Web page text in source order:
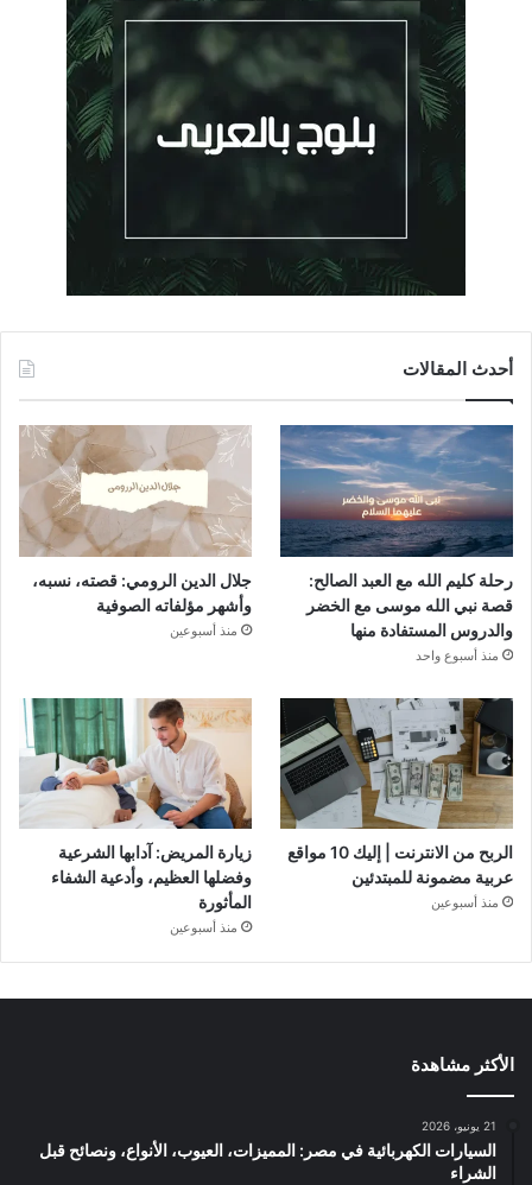
أحدث المقالات
رحلة كليم الله مع العبد الصالح:
قصة نبي الله موسى مع الخضر
والدروس المستفادة منها
منذ أسبوع واحد
جلال الدين الرومي: قصته، نسبه،
وأشهر مؤلفاته الصوفية
منذ أسبوعين
الربح من الانترنت | إليك 10 مواقع
عربية مضمونة للمبتدئين
منذ أسبوعين
زيارة المريض: آدابها الشرعية
وفضلها العظيم، وأدعية الشفاء
المأثورة
منذ أسبوعين
الأكثر مشاهدة
21 يونيو، 2026
السيارات الكهربائية في مصر: المميزات، العيوب، الأنواع، ونصائح قبل
الشراء